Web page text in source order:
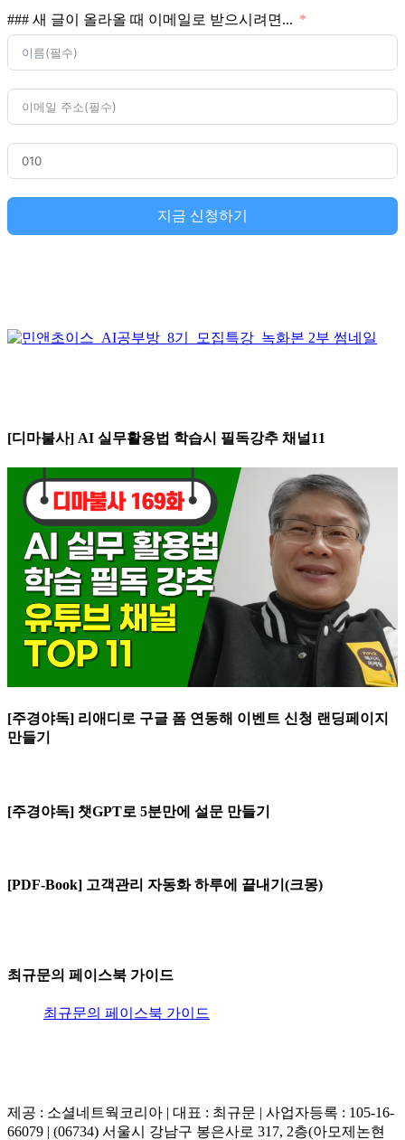
### 새 글이 올라올 때 이메일로 받으시려면...
지금 신청하기
[디마불사] AI 실무활용법 학습시 필독강추 채널11
[주경야독] 리애디로 구글 폼 연동해 이벤트 신청 랜딩페이지
만들기
[주경야독] 챗GPT로 5분만에 설문 만들기
[PDF-Book] 고객관리 자동화 하루에 끝내기(크몽)
최규문의 페이스북 가이드
최규문의 페이스북 가이드
제공 : 소셜네트웍코리아 | 대표 : 최규문 | 사업자등록 : 105-16-
66079 | (06734) 서울시 강남구 봉은사로 317, 2층(아모제논현